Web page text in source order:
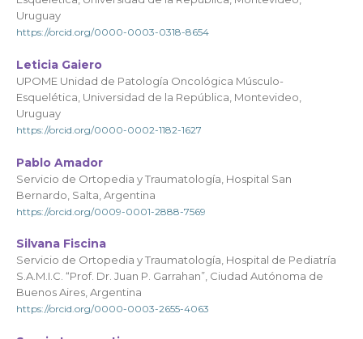
Uruguay
https://orcid.org/0000-0003-0318-8654
Leticia Gaiero
UPOME Unidad de Patología Oncológica Músculo-
Esquelética, Universidad de la República, Montevideo,
Uruguay
https://orcid.org/0000-0002-1182-1627
Pablo Amador
Servicio de Ortopedia y Traumatología, Hospital San
Bernardo, Salta, Argentina
https://orcid.org/0009-0001-2888-7569
Silvana Fiscina
Servicio de Ortopedia y Traumatología, Hospital de Pediatría
S.A.M.I.C. “Prof. Dr. Juan P. Garrahan”, Ciudad Autónoma de
Buenos Aires, Argentina
https://orcid.org/0000-0003-2655-4063